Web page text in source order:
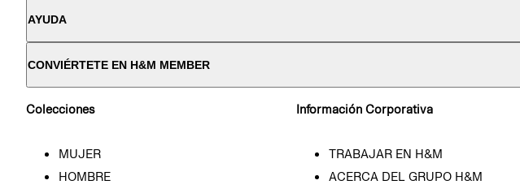
AYUDA
CONVIÉRTETE EN H&M MEMBER
Colecciones
MUJER
HOMBRE
Información Corporativa
TRABAJAR EN H&M
ACERCA DEL GRUPO H&M